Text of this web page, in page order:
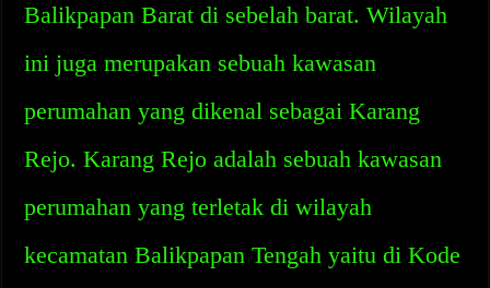
Balikpapan Barat di sebelah barat. Wilayah
ini juga merupakan sebuah kawasan
perumahan yang dikenal sebagai Karang
Rejo. Karang Rejo adalah sebuah kawasan
perumahan yang terletak di wilayah
kecamatan Balikpapan Tengah yaitu di Kode